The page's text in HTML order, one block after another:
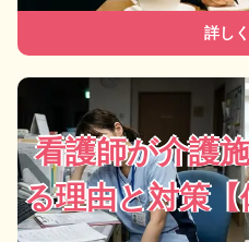
詳し
看護師が介護
る理由と対策